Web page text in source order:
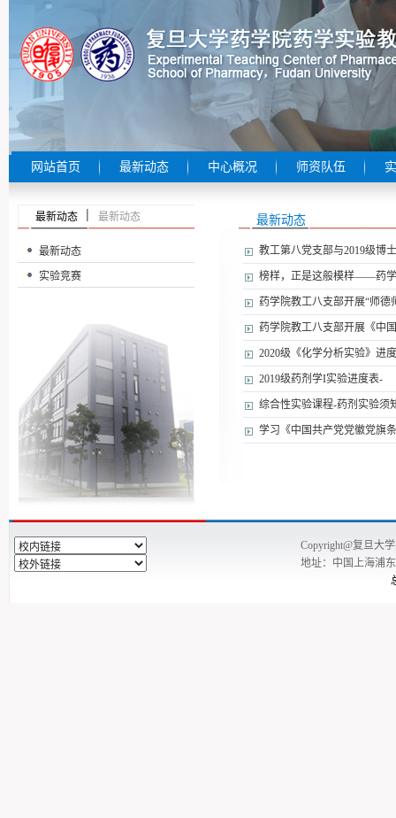
网站首页 最新动态 中心概况 师资队伍
最新动态 最新动态
最新动态
实验竞赛
最新动态
教工第八党支部与2019级博
榜样，正是这般模样——药
药学院教工八支部开展“师德
药学院教工八支部开展《中
2020级《化学分析实验》进
2019级药剂学I实验进度表-
综合性实验课程-药剂实验须
学习《中国共产党党徽党旗
Copyright@复旦大
地址：中国上海浦